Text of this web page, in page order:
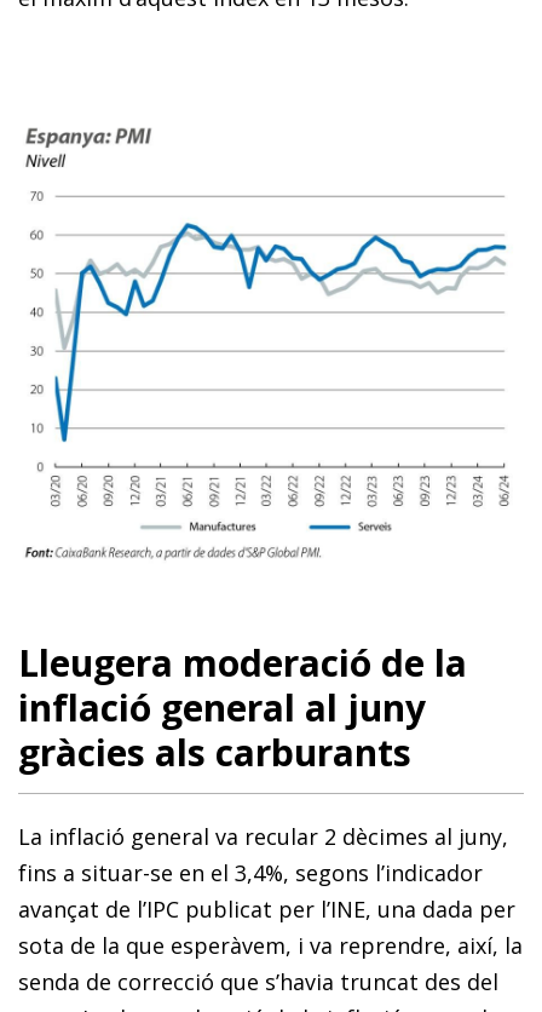
Lleugera moderació de la
inflació general al juny
gràcies als carburants
La inflació general va recular 2 dècimes al juny,
fins a situar-se en el 3,4%, segons l’indicador
avançat de l’IPC publicat per l’INE, una dada per
sota de la que esperàvem, i va reprendre, així, la
senda de correcció que s’havia truncat des del